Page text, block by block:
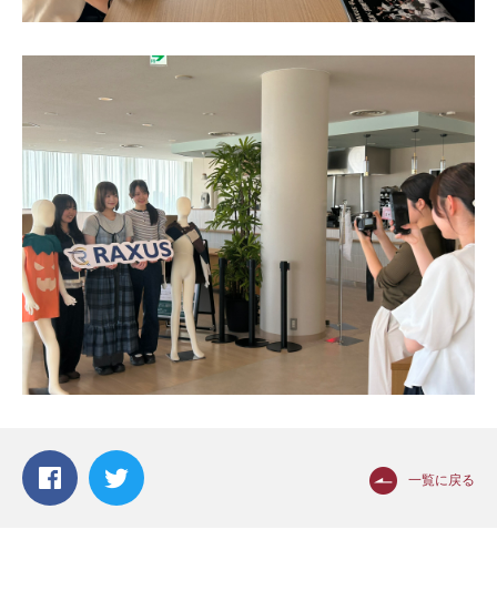
一覧に戻る